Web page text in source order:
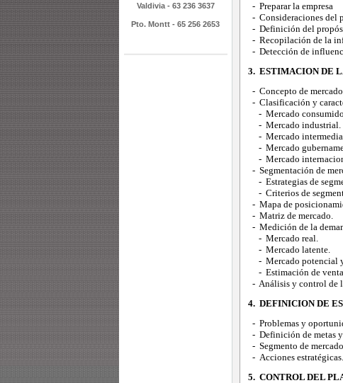
Valdivia - 63 236 3637
Pto. Montt - 65 256 2653
- Preparar la empresa
- Consideraciones del
- Definición del
- Recopilación de la
- Detección de
3. ESTIMACION DE
- Concepto de
- Clasificación y
- Mercado
- Mercado industrial.
- Mercado
- Mercado
- Mercado
- Segmentación de
- Estrategias de
- Criterios de
- Mapa de
- Matriz de mercado.
- Medición de la
- Mercado real.
- Mercado latente.
- Mercado potencial
- Estimación de
- Análisis y control de
4. DEFINICION DE
- Problemas y
- Definición de metas
- Segmento de
- Acciones estratégicas.
5. CONTROL DEL